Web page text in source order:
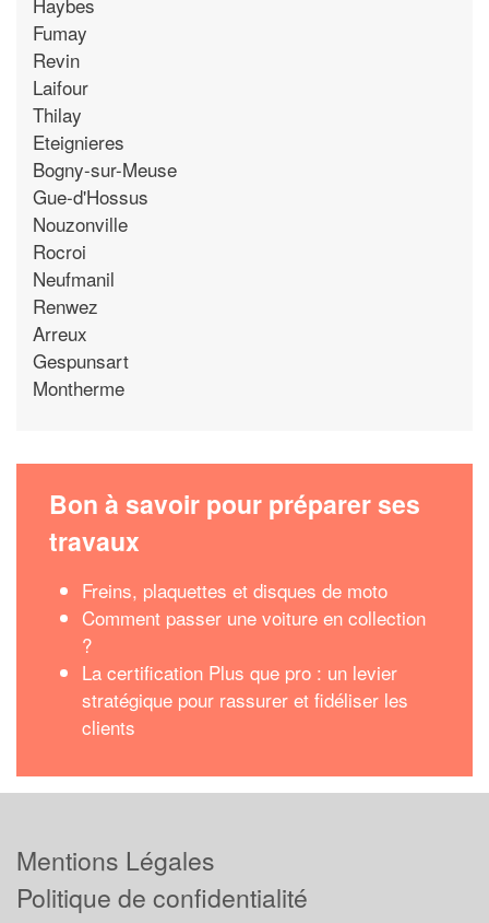
Fumay
Revin
Laifour
Thilay
Eteignieres
Bogny-sur-Meuse
Gue-d'Hossus
Nouzonville
Rocroi
Neufmanil
Renwez
Arreux
Gespunsart
Montherme
Bon à savoir pour préparer ses
travaux
Freins, plaquettes et disques de moto
Comment passer une voiture en collection
?
La certification Plus que pro : un levier
stratégique pour rassurer et fidéliser les
clients
Mentions Légales
Politique de confidentialité